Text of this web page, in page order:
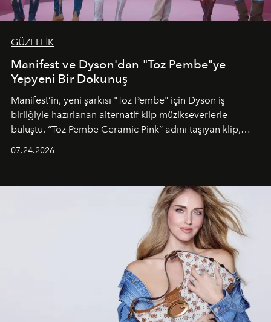
GÜZELLİK
Manifest ve Dyson'dan "Toz Pembe"ye
Yepyeni Bir Dokunuş
Manifest’in, yeni şarkısı "Toz Pembe" için Dyson iş
birliğiyle hazırlanan alternatif klip müzikseverlerle
buluştu. “Toz Pembe Ceramic Pink” adını taşıyan klip,
unsurlarından biri olarak öne çıkıyor.
07.24.2026